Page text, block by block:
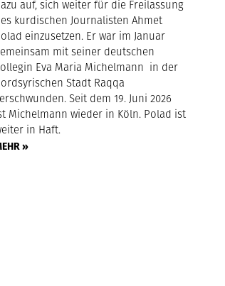
auf, sich weiter für die Freilassung
kurdischen Journalisten Ahmet
einzusetzen. Er war im Januar
mit seiner deutschen
Eva Maria Michelmann in der
Stadt Raqqa
Seit dem 19. Juni 2026
Michelmann wieder in Köln. Polad ist
in Haft.
»